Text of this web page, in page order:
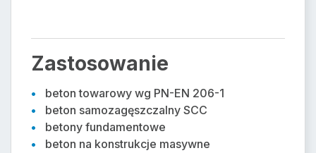
Zastosowanie
beton towarowy wg PN-EN 206-1
beton samozagęszczalny SCC
betony fundamentowe
beton na konstrukcje masywne